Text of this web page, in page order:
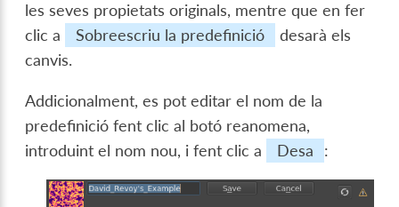
les seves propietats originals, mentre que en fer
clic a
Sobreescriu la predefinició
desarà els
canvis.
Addicionalment, es pot editar el nom de la
predefinició fent clic al botó reanomena,
introduint el nom nou, i fent clic a
Desa :